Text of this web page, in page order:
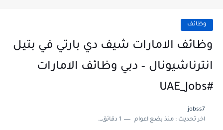
وظائف
وظائف الامارات شيف دي بارتي في بتيل
انترناشيونال – دبي وظائف الامارات
#UAE_Jobs
jobss7
اخر تحديث :منذ بضع اعوام 1 دقائق للقراءة